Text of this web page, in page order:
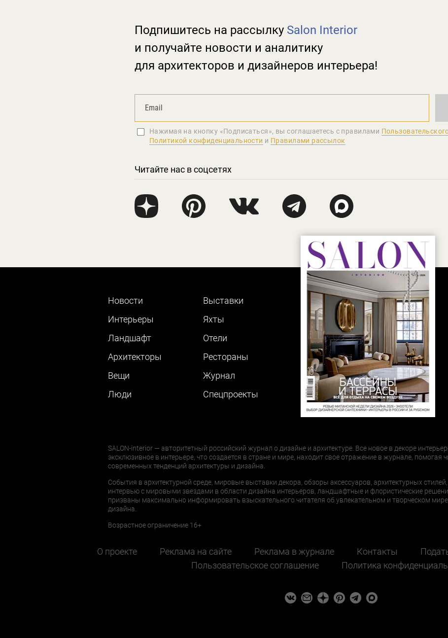
Подпишитесь на рассылку Salon Interior
и получайте новости и аналитику
для архитекторов и дизайнеров интерьера!
Нажимая на кнопку «Подписаться», вы соглашаетеcь с правилами
Политикой конфиденциальности и Правилами рассылок
Читайте нас в соцсетях
Новости
Интерьеры
Ландшафт
Архитекторы
Вещи
Люди
Выставки
Яхты
Отели
Рестораны
Журнал
Cпецпроекты
SALON-interior — авторитетный российский журнал о дизайне и архитектуре. Все новое в декоре
эксклюзивное в интерьере, что создается в стране и мире, находит свое отражение в журнале, помогая
современных тенденций архитектуры и дизайна.
События в архитектурной среде, мировые выставки декора, обзоры аксессуаров, архитектурных стилей,
интервью с мировыми звездами в области дизайна интерьеров, ландшафтные и флористические
призваны максимально информировать взыскательного читателя об увлекательном и творческом
дизайна.
Возрастное ограничение 16+
О проекте Реклама на сайте Реклама в журнале Контакты
Пользовательское соглашение
Политика